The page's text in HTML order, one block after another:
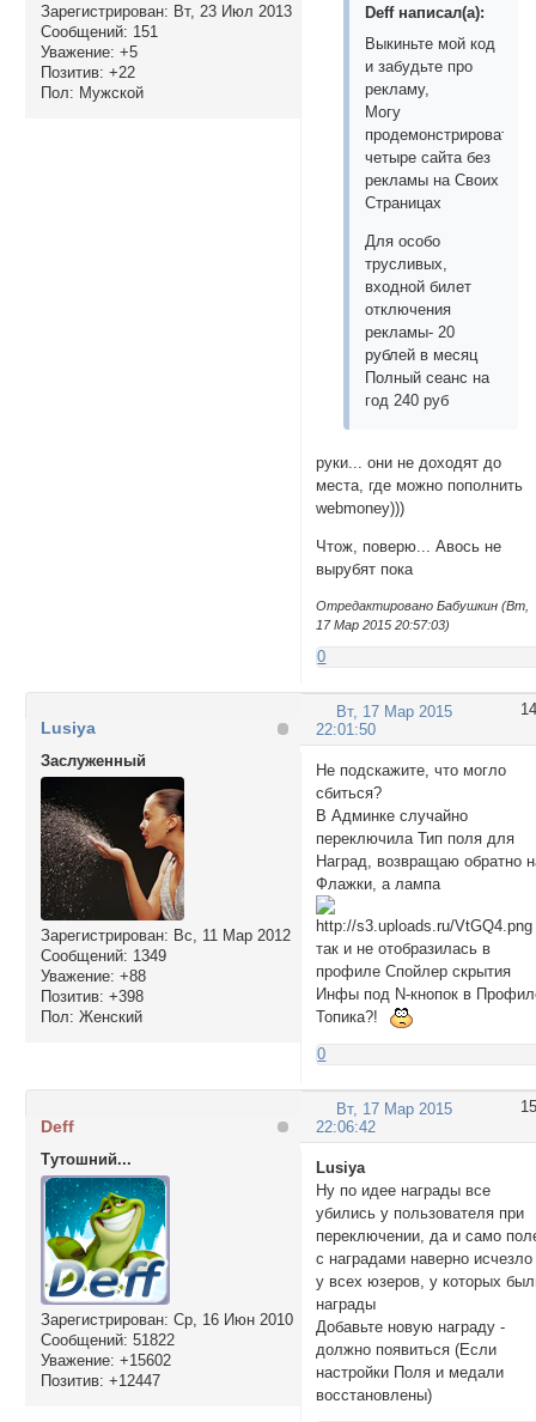
Зарегистрирован: Вт, 23 Июл 2013
Сообщений: 151
Уважение: +5
Позитив: +22
Пол: Мужской
Deff написал(а):
Выкиньте мой код
и забудьте про
рекламу,
Могу
продемонстрировать
четыре сайта без
рекламы на Своих
Страницах
Для особо
трусливых,
входной билет
отключения
рекламы- 20
рублей в месяц
Полный сеанс на
год 240 руб
руки... они не доходят до
места, где можно пополнить
webmoney)))
Чтож, поверю... Авось не
вырубят пока
Отредактировано Бабушкин (Вт,
17 Мар 2015 20:57:03)
0
14
Вт, 17 Мар 2015
22:01:50
Lusiya
Заслуженный
Зарегистрирован: Вс, 11 Мар 2012
Сообщений: 1349
Уважение: +88
Позитив: +398
Пол: Женский
Не подскажите, что могло
сбиться?
В Админке случайно
переключила Тип поля для
Наград, возвращаю обратно
Флажки, а лампа
так и не отобразилась в
профиле Cпойлер cкрытия
Инфы под N-кнопок в
Топика?!
0
15
Вт, 17 Мар 2015
22:06:42
Deff
Тутошний...
Зарегистрирован: Ср, 16 Июн 2010
Сообщений: 51822
Уважение: +15602
Позитив: +12447
Lusiya
Ну по идее награды все
убились у пользователя при
переключении, да и само
с наградами наверно исчезло
у всех юзеров, у которых
награды
Добавьте новую награду -
должно появиться (Если
настройки Поля и медали
восстановлены)